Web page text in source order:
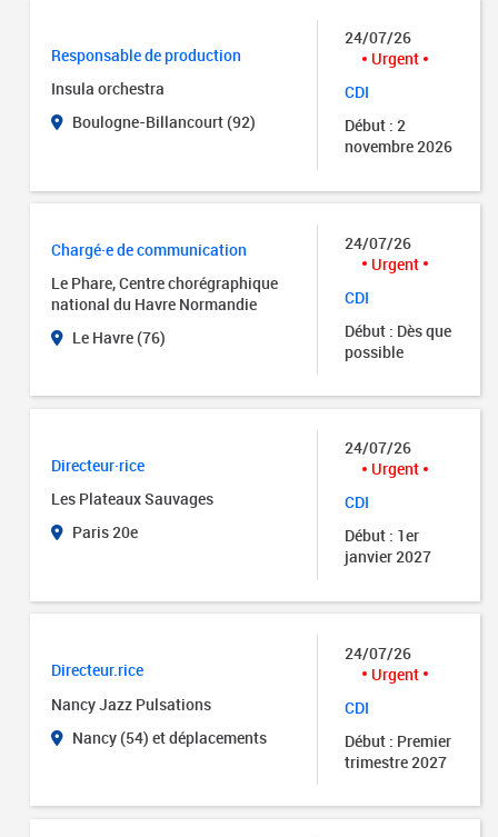
Responsable de production
Insula orchestra
Boulogne-Billancourt (92)
24/07/26
Urgent
CDI
Début : 2
novembre 2026
Chargé·e de communication
Le Phare, Centre chorégraphique
national du Havre Normandie
Le Havre (76)
24/07/26
Urgent
CDI
Début : Dès que
possible
Directeur·rice
Les Plateaux Sauvages
Paris 20e
24/07/26
Urgent
CDI
Début : 1er
janvier 2027
Directeur.rice
Nancy Jazz Pulsations
Nancy (54) et déplacements
24/07/26
Urgent
CDI
Début : Premier
trimestre 2027